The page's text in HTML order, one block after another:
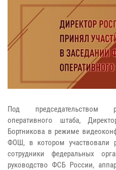
Под председательством
оперативного штаба,
Бортникова в режиме
ФОШ, в котором участвовали
сотрудники федеральных
руководство ФСБ России,